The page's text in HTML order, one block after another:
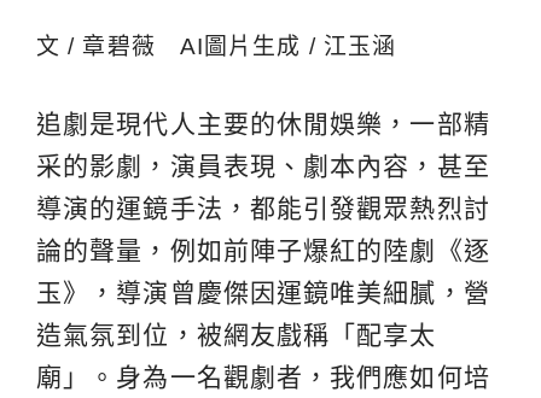
文 / 章碧薇 AI圖片生成 / 江玉涵
追劇是現代人主要的休閒娛樂，一部精
采的影劇，演員表現、劇本內容，甚至
導演的運鏡手法，都能引發觀眾熱烈討
論的聲量，例如前陣子爆紅的陸劇《逐
玉》，導演曾慶傑因運鏡唯美細膩，營
造氣氛到位，被網友戲稱「配享太
廟」。身為一名觀劇者，我們應如何培